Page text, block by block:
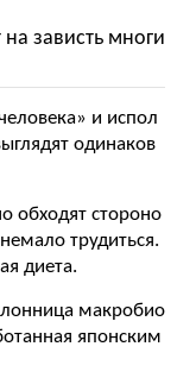
зависть многи
и испол
одинаков
обходят стороно
трудиться.
диета.
макробио
японским